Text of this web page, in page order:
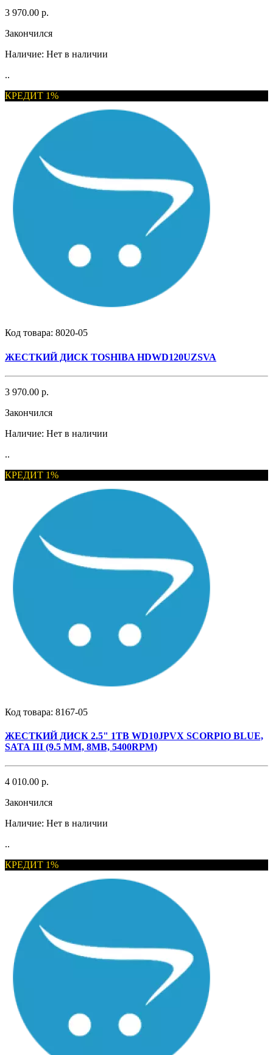
3 970.00 р.
Закончился
Наличие: Нет в наличии
..
КРЕДИТ 1%
Код товара: 8020-05
ЖЕСТКИЙ ДИСК TOSHIBA HDWD120UZSVA
3 970.00 р.
Закончился
Наличие: Нет в наличии
..
КРЕДИТ 1%
Код товара: 8167-05
ЖЕСТКИЙ ДИСК 2.5" 1TB WD10JPVX SCORPIO BLUE,
SATA III (9.5 MM, 8MB, 5400RPM)
4 010.00 р.
Закончился
Наличие: Нет в наличии
..
КРЕДИТ 1%